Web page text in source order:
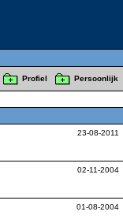
Profiel Persoonlijk
23-08-2011
02-11-2004
01-08-2004